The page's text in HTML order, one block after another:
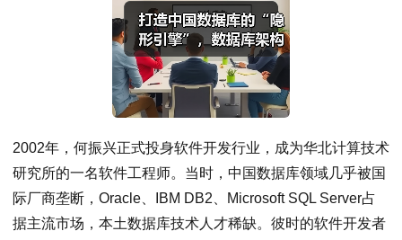
2002年，何振兴正式投身软件开发行业，成为华北计算技术
研究所的一名软件工程师。当时，中国数据库领域几乎被国
际厂商垄断，Oracle、IBM DB2、Microsoft SQL Server占
据主流市场，本土数据库技术人才稀缺。彼时的软件开发者